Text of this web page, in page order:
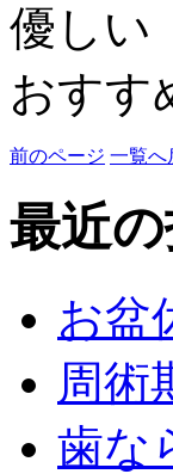
優しい
おすす
前のページ 一覧へ
最近
お盆
周術
歯な